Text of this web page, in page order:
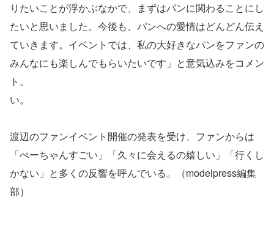
りたいことが浮かぶなかで、まずはパンに関わることにし
たいと思いました。今後も、パンへの愛情はどんどん伝え
ていきます。イベントでは、私の大好きなパンをファンの
みんなにも楽しんでもらいたいです」と意気込みをコメン
ト。
い。
渡辺のファンイベント開催の発表を受け、ファンからは
「ぺーちゃんすごい」「久々に会えるの嬉しい」「行くし
かない」と多くの反響を呼んでいる。（modelpress編集
部）